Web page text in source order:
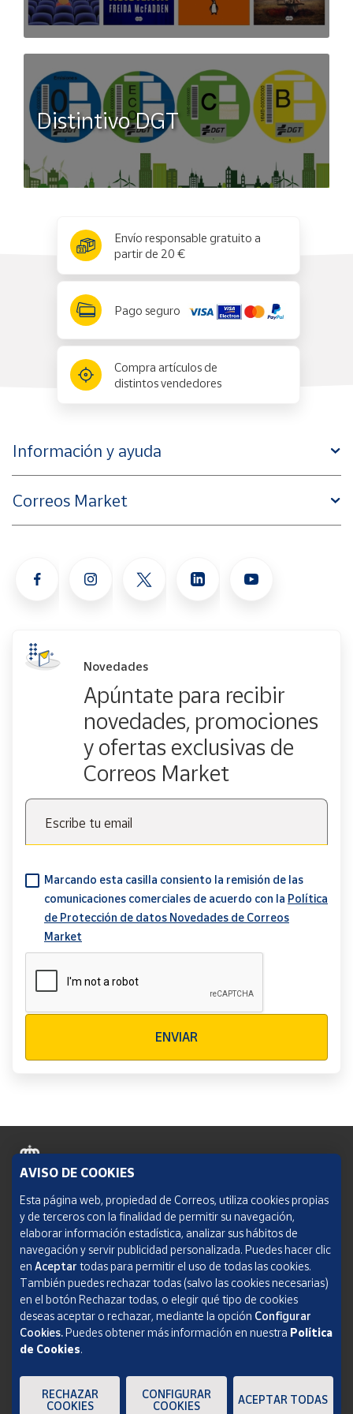
Distintivo DGT
Envío responsable gratuito a
partir de 20 €
Pago seguro
Compra artículos de
distintos vendedores
Información y ayuda
Correos Market
Novedades
Apúntate para recibir
novedades, promociones
y ofertas exclusivas de
Correos Market
Escribe tu email
Marcando esta casilla consiento la remisión de las
comunicaciones comerciales de acuerdo con la Política
de Protección de datos Novedades de Correos
Market
ENVIAR
Política de cookies
Aviso legal
Condiciones del servicio
Política de Privacidad Web
Informe de transparencia
SOCIEDAD ESTATAL CORREOS Y TELÉGRAFOS, S.A., S.M.E. Todos los derechos
AVISO DE COOKIES
Esta página web, propiedad de Correos, utiliza cookies propias
y de terceros con la finalidad de permitir su navegación,
elaborar información estadística, analizar sus hábitos de
navegación y servir publicidad personalizada. Puedes hacer clic
en Aceptar todas para permitir el uso de todas las cookies.
También puedes rechazar todas (salvo las cookies necesarias)
en el botón Rechazar todas, o elegir qué tipo de cookies
deseas aceptar o rechazar, mediante la opción Configurar
Cookies.Puedes obtener más información en nuestra Política
de Cookies.
RECHAZAR
COOKIES
CONFIGURAR
COOKIES
ACEPTAR TODAS